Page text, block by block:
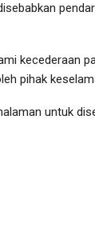
kecederaan
pihak
untuk